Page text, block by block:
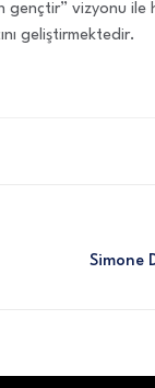
gençtir” vizyonu
geliştirmektedir.
Simone